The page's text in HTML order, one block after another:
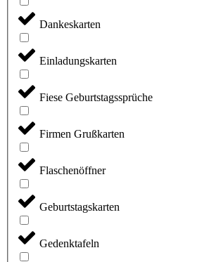
Dankeskarten
Einladungskarten
Fiese Geburtstagssprüche
Firmen Grußkarten
Flaschenöffner
Geburtstagskarten
Gedenktafeln